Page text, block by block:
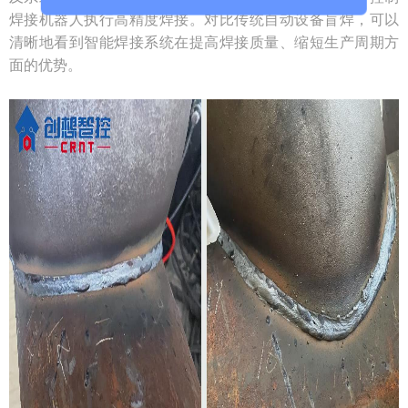
焊接机器人执行高精度焊接。对比传统自动设备盲焊，可以
清晰地看到智能焊接系统在提高焊接质量、缩短生产周期方
面的优势。